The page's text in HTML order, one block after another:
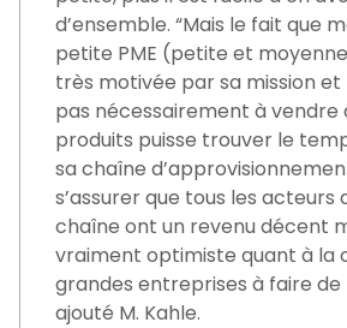
d’ensemble. “Mais le fait que
petite PME (petite et
très motivée par sa mission
pas nécessairement à vendre
produits puisse trouver le
sa chaîne
s’assurer que tous les acteurs
chaîne ont un revenu décent
vraiment optimiste quant à la
grandes entreprises à faire de
ajouté M. Kahle.